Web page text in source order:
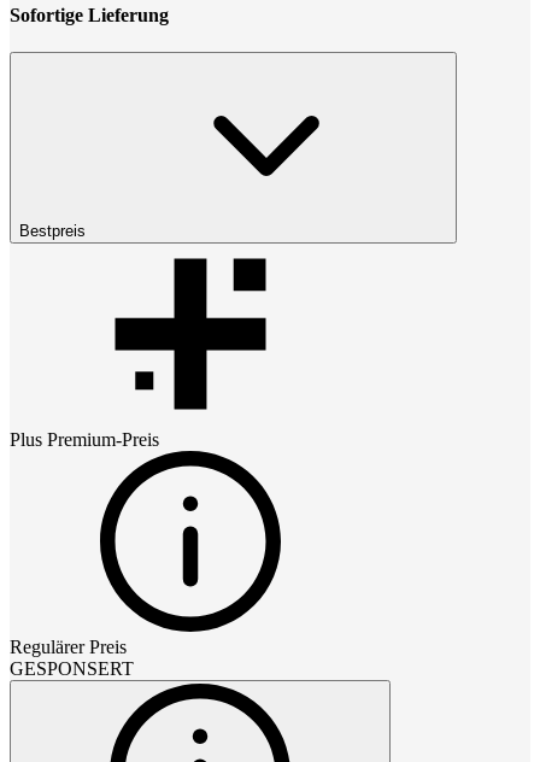
Sofortige Lieferung
Bestpreis
Plus Premium-Preis
Regulärer Preis
GESPONSERT